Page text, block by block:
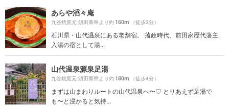
あらや滔々庵
九谷焼窯元 須田菁華より約160m （徒歩3分）
石川県・山代温泉にある老舗宿。 藩政時代、前田家歴代藩主
入湯の宿として湯...
山代温泉源泉足湯
九谷焼窯元 須田菁華より約180m （徒歩4分）
まずは山まわりルートの山代温泉へ〜♡ とりあえず足湯で
も〜と浸かると気持...